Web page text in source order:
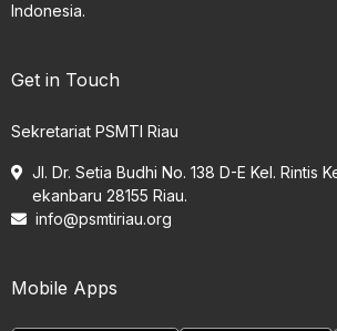
Indonesia.
Get in Touch
Sekretariat PSMTI Riau
Jl. Dr. Setia Budhi No. 138 D-E Kel. Rintis
ekanbaru 28155 Riau.
info@psmtiriau.org
Mobile Apps